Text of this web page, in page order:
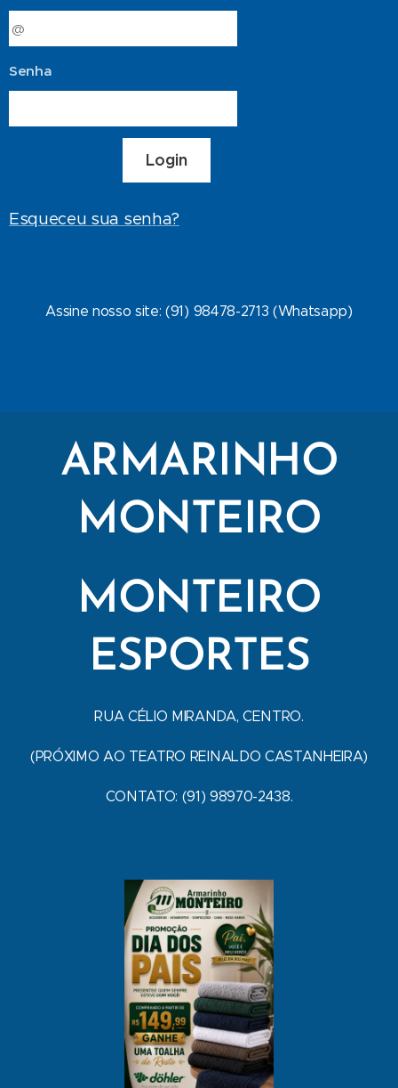
Senha
Login
Esqueceu sua senha?
Assine nosso site: (91) 98478-2713 (Whatsapp)
ARMARINHO
MONTEIRO
MONTEIRO
ESPORTES
RUA CÉLIO MIRANDA, CENTRO.
(PRÓXIMO AO TEATRO REINALDO CASTANHEIRA)
CONTATO: (91) 98970-2438.